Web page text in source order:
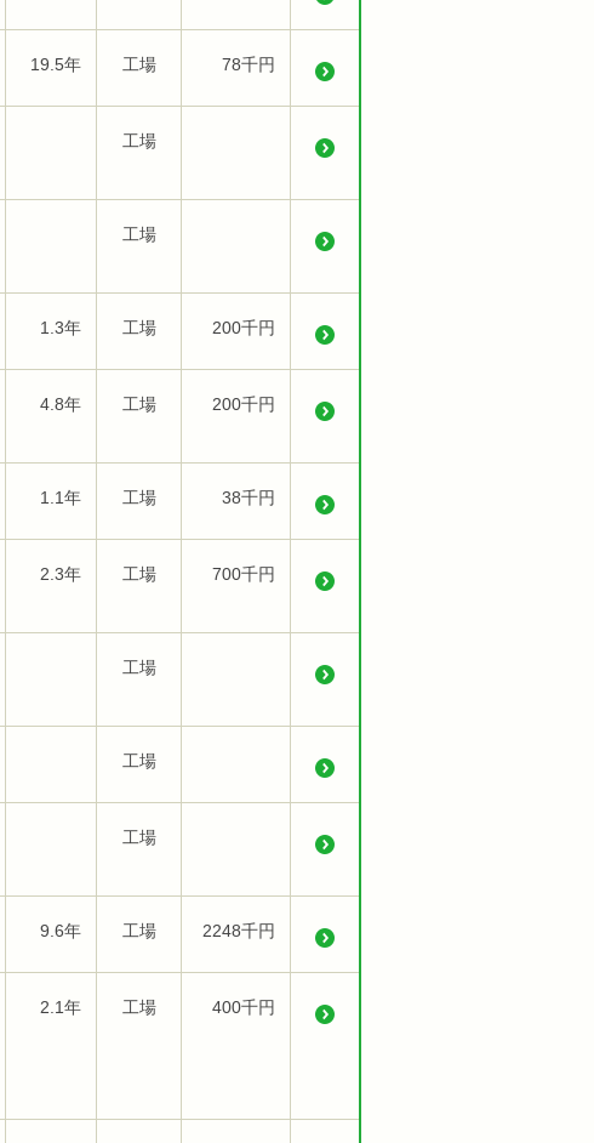
19.5年 工場 78千円
工場
工場
1.3年 工場 200千円
4.8年 工場 200千円
1.1年 工場 38千円
2.3年 工場 700千円
工場
工場
工場
9.6年 工場 2248千円
2.1年 工場 400千円